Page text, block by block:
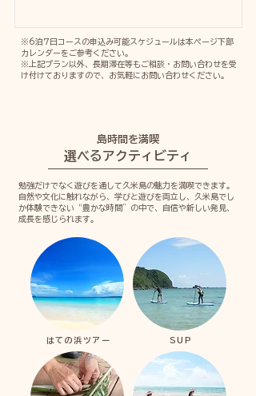
※6泊7日コースの申込み可能スケジュールは本ページ下部
カレンダーをご参考ください。
※上記プラン以外、長期滞在等もご相談・お問い合わせを受
け付けておりますので、お気軽にお問い合わせください。
島時間を満喫
選べるアクティビティ
勉強だけでなく遊びを通して久米島の魅力を満喫できます。
自然や文化に触れながら、学びと遊びを両立し、久米島でし
か体験できない“豊かな時間”の中で、自信や新しい発見、
成長を感じられます。
はての浜ツアー SUP